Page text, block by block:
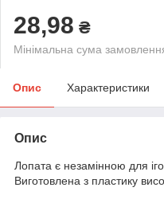
28,98 ₴
Мінімальна сума
Опис Характеристики
Опис
Лопата є незамінною для
Виготовлена з пластику